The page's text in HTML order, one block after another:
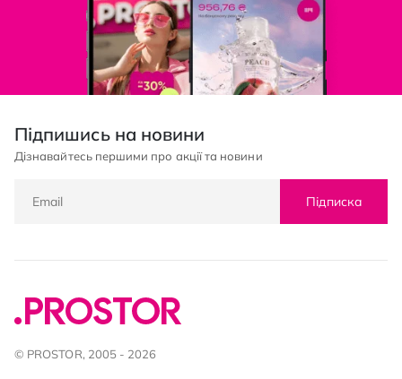
Підпишись на новини
Дізнавайтесь першими про акції та новини
Підписка
© PROSTOR, 2005 - 2026